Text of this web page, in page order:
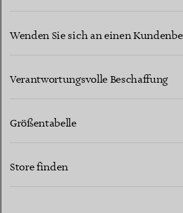
Wenden Sie sich an einen
Verantwortungsvolle Beschaffung
Größentabelle
Store finden